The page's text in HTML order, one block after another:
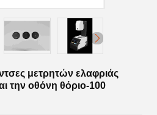
μετρητών ελαφριάς
την οθόνη θόριο-100